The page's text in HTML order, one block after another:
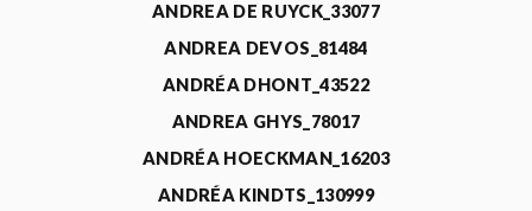
ANDREA DE RUYCK_33077
ANDREA DEVOS_81484
ANDRÉA DHONT_43522
ANDREA GHYS_78017
ANDRÉA HOECKMAN_16203
ANDRÉA KINDTS_130999